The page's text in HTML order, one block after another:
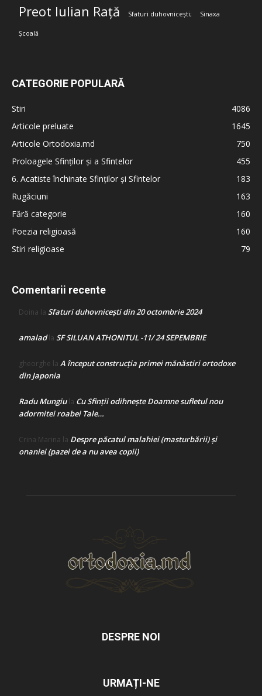
Preot Iulian Rață Sfaturi duhovnicești; Sinaxa
Școală
CATEGORIE POPULARĂ
Stiri
4086
Articole preluate
1645
Articole Ortodoxia.md
750
Proloagele Sfinților și a Sfintelor
455
6. Acatiste închinate Sfinților și Sfintelor
183
Rugăciuni
163
Fără categorie
160
Poezia religioasă
160
Stiri religioase
79
Comentarii recente
Doina la Sfaturi duhovnicești din 20 octombrie 2024
amaladla SF SILUAN ATHONITUL -11/ 24 SEPEMBRIE
gheorghe la A început construcţia primei mănăstiri ortodoxe
din Japonia
Radu Mungiula Cu Sfinții odihnește Doamne sufletul nou
adormitei roabei Tale…
Crina Marina la Despre păcatul malahiei (masturbării) şi
onaniei (pazei de a nu avea copii)
DESPRE NOI
URMAȚI-NE